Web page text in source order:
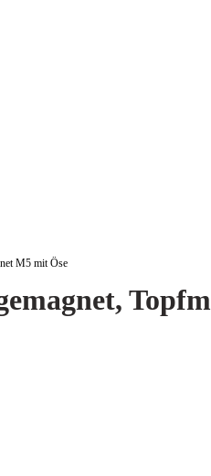
M5 mit Öse